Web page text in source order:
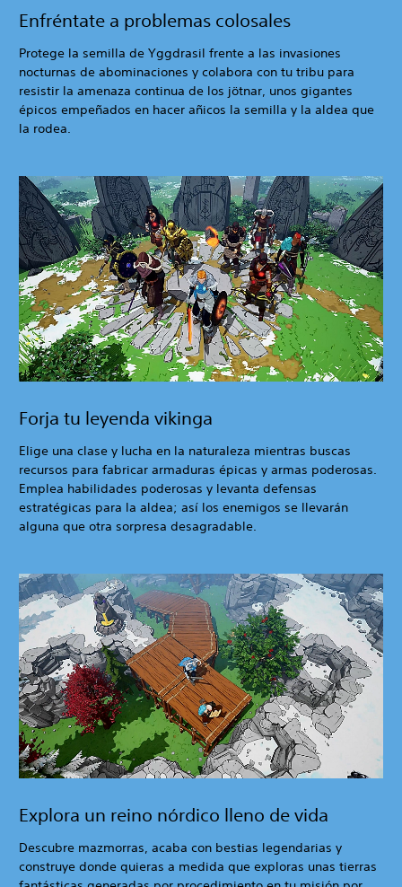
Enfréntate a problemas colosales
Protege la semilla de Yggdrasil frente a las invasiones
nocturnas de abominaciones y colabora con tu tribu para
resistir la amenaza continua de los jötnar, unos gigantes
épicos empeñados en hacer añicos la semilla y la aldea que
la rodea.
Forja tu leyenda vikinga
Elige una clase y lucha en la naturaleza mientras buscas
recursos para fabricar armaduras épicas y armas poderosas.
Emplea habilidades poderosas y levanta defensas
estratégicas para la aldea; así los enemigos se llevarán
alguna que otra sorpresa desagradable.
Explora un reino nórdico lleno de vida
Descubre mazmorras, acaba con bestias legendarias y
construye donde quieras a medida que exploras unas tierras